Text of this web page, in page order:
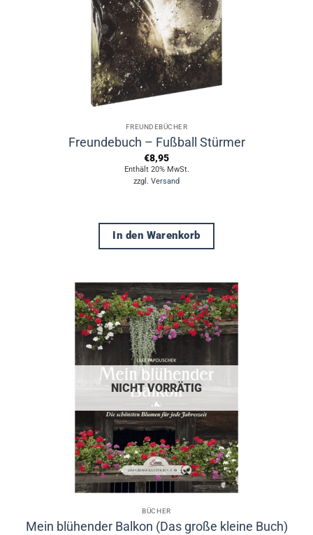
FREUNDEBÜCHER
Freundebuch – Fußball Stürmer
€8,95
Enthält 20% MwSt.
zzgl. Versand
In den Warenkorb
NICHT VORRÄTIG
BÜCHER
Mein blühender Balkon (Das große kleine Buch)